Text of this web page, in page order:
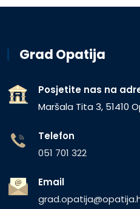
Grad Opatija
Posjetite nas na
Maršala Tita 3, 51410
Telefon
051 701 322
Email